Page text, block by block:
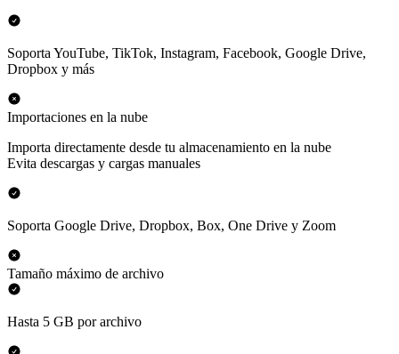
Soporta YouTube, TikTok, Instagram, Facebook, Google Drive,
Dropbox y más
Importaciones en la nube
Importa directamente desde tu almacenamiento en la nube
Evita descargas y cargas manuales
Soporta Google Drive, Dropbox, Box, One Drive y Zoom
Tamaño máximo de archivo
Hasta 5 GB por archivo